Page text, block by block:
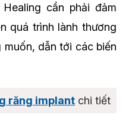
cần phải đảm
quá trình lành thương
dẫn tới các biến
răng implant chi tiết